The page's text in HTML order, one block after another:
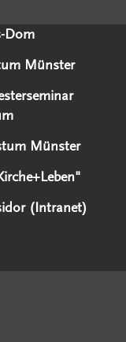
Dom
Münster
Münster
(Intranet)